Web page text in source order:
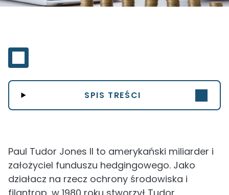
SPIS TREŚCI
Paul Tudor Jones II to amerykański miliarder i
założyciel funduszu hedgingowego. Jako
działacz na rzecz ochrony środowiska i